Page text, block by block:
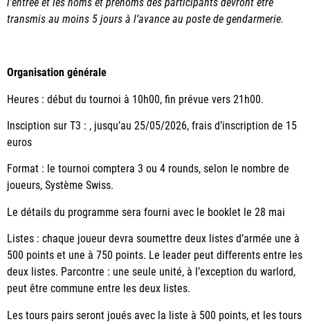
l’entrée et les noms et prénoms des participants devront être
transmis au moins 5 jours à l’avance au poste de gendarmerie.
Organisation générale
Heures : début du tournoi à 10h00, fin prévue vers 21h00.
Insciption sur T3 : , jusqu’au 25/05/2026, frais d’inscription de 15
euros
Format : le tournoi comptera 3 ou 4 rounds, selon le nombre de
joueurs, Système Swiss.
Le détails du programme sera fourni avec le booklet le 28 mai
Listes : chaque joueur devra soumettre deux listes d’armée une à
500 points et une à 750 points. Le leader peut differents entre les
deux listes. Parcontre : une seule unité, à l’exception du warlord,
peut être commune entre les deux listes.
Les tours pairs seront joués avec la liste à 500 points, et les tours